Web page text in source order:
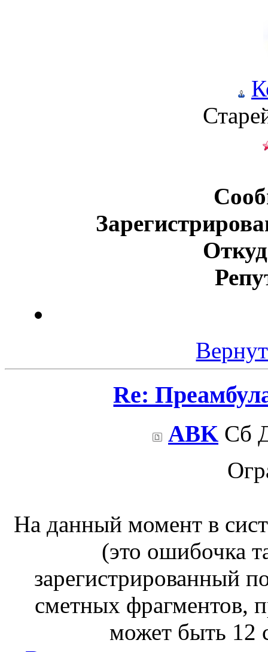
Re:
ABK Сб
На данный момент в
(это ошибочка
зарегистрированный
сметных фрагментов,
может быть 12